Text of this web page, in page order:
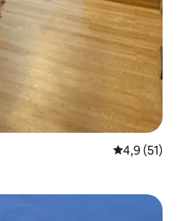
4,9 (51)